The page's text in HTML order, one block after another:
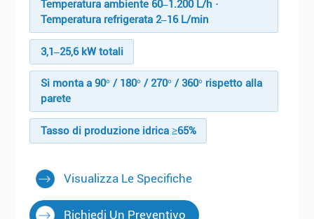
Temperatura ambiente 60–1.200 L/h ·
Temperatura refrigerata 2–16 L/min
3,1–25,6 kW totali
Si monta a 90° / 180° / 270° / 360° rispetto alla
parete
Tasso di produzione idrica ≥65%
Visualizza Le Specifiche
Richiedi Un Preventivo